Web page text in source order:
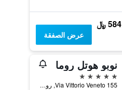
584 ﷼
عرض الصفقة
نوبو هوتل روما
5 نجوم
Via Vittorio Veneto 155, روما, إيطاليا